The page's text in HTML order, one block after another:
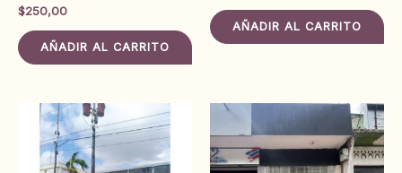
$250,00
AÑADIR AL CARRITO
AÑADIR AL CARRITO